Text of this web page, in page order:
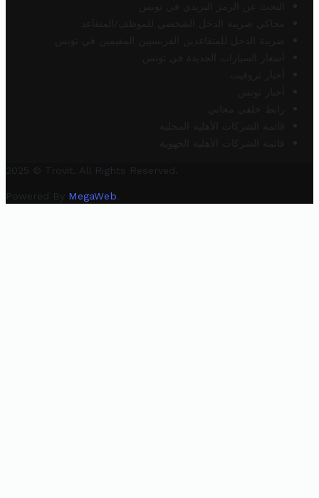
البحث عن الرمز البريدي في تونس
محاكي ضريبة الدخل الشخصي للموظف/المتقاعد
ضريبة الدخل للمتقاعدين الفرنسيين المقيمين في تونس
أسعار السيارات الجديدة في تونس
أخبار تروفيت
أخبار تونس
رابط خلفي مجاني
قائمة الشركات الأهلية المحلية
قائمة الشركات الأهلية الجهوية
2025 © Trovit. All Rights Reserved.
Powered By MegaWeb